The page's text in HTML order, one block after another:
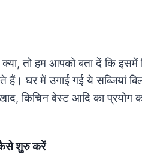
तो हम आपको बता दें कि इसमें
घर में उगाई गई ये सब्जियां
किचिन वेस्ट आदि का
कैसे शुरु करें